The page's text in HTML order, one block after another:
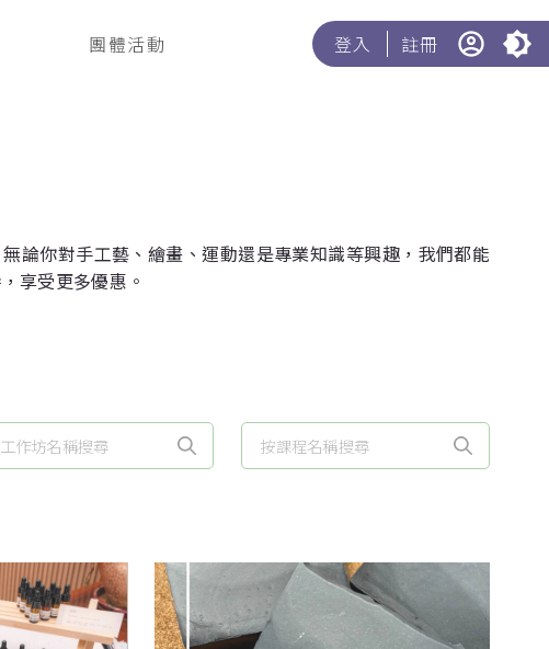
團體活動 登入 註冊
論你對手工藝、繪畫、運動還是專業知識等興趣，我們都能
享受更多優惠。